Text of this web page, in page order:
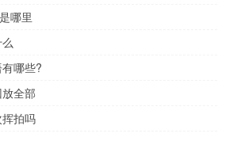
哪里
哪些?
全部
拍吗